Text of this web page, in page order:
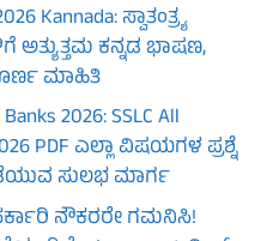
Kannada: ಸ್ವಾತಂತ್ರ್ಯ
ಅತ್ಯುತ್ತಮ ಕನ್ನಡ ಭಾಷಣ,
ಮಾಹಿತಿ
2026: SSLC All
PDF ಎಲ್ಲಾ ವಿಷಯಗಳ ಪ್ರಶ್ನೆ
ಸುಲಭ ಮಾರ್ಗ
ಸರ್ಕಾರಿ ನೌಕರರೇ ಗಮನಿಸಿ!